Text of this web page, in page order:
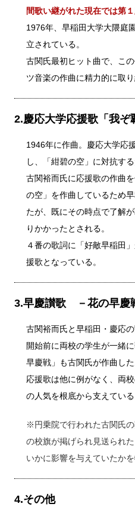
間歌い継がれた現在では第
1976年、早稲田大学大隈庭
立されている。
古関氏最初ヒット曲で、こ
ツ音楽の作曲に精力的に取り
2.慶応大学応援歌「我ぞ
1946年に作曲。慶応大学応
し、「紺碧の空」に対抗す
古関裕而氏に応援歌の作曲
の空」を作曲しているため
たが、既にその時点で了解
りかかったとされる。
４番の歌詞に「好敵早稲田
援歌となっている。
3.早慶讃歌 －花の早慶
古関裕而氏と早稲田・慶応
開始前に両校の学生が一緒
早慶戦」も古関氏が作曲し
応援歌は他に例がなく、両
の人気を根底から支えてい
※円乗院で行われた古関氏
の校旗が掲げられ見送られ
いかに影響を与えていたかを
4.その他